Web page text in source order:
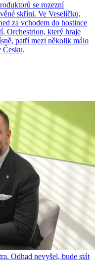
se rozezní
skříni. Ve Veselíčku,
za vchodem do hostince
Orchestrion, který hraje
patří mezi několik málo
Česku.
Odhad nevyšel, bude stát